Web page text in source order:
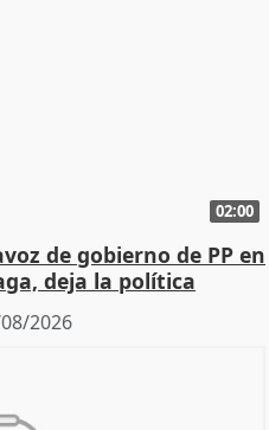
02:00
de gobierno de PP en
deja la política
2026